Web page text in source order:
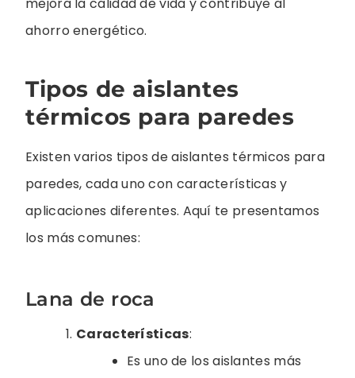
mejora la calidad de vida y contribuye al
ahorro energético.
Tipos de aislantes
térmicos para paredes
Existen varios tipos de aislantes térmicos para
paredes, cada uno con características y
aplicaciones diferentes. Aquí te presentamos
los más comunes:
Lana de roca
Características:
Es uno de los aislantes más